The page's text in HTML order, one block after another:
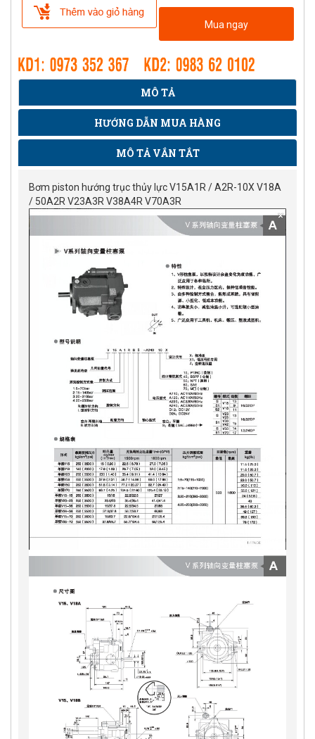
Mua ngay
MÔ TẢ
HƯỚNG DẪN MUA HÀNG
MÔ TẢ VẮN TẮT
Bơm piston hướng trục thủy lực V15A1R / A2R-10X V18A
/ 50A2R V23A3R V38A4R V70A3R